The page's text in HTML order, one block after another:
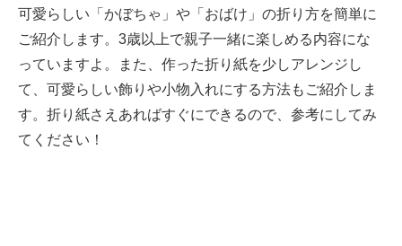
可愛らしい「かぼちゃ」や「おばけ」の折り方を簡単に
ご紹介します。3歳以上で親子一緒に楽しめる内容にな
っていますよ。また、作った折り紙を少しアレンジし
て、可愛らしい飾りや小物入れにする方法もご紹介しま
す。折り紙さえあればすぐにできるので、参考にしてみ
てください！